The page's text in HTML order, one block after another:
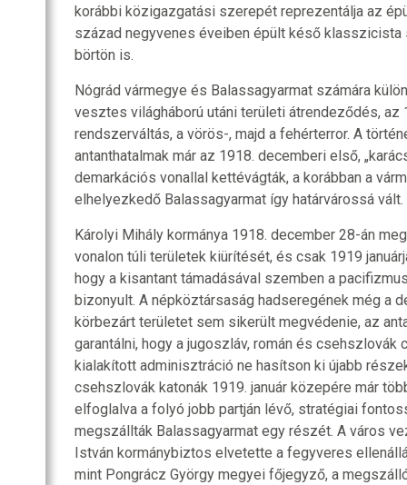
korábbi közigazgatási szerepét reprezentálja az
század negyvenes éveiben épült késő klasszicista
börtön is.
Nógrád vármegye és Balassagyarmat számára
vesztes világháború utáni területi átrendeződés,
rendszerváltás, a vörös-, majd a fehérterror. A
antanthatalmak már az 1918. decemberi első,
demarkációs vonallal kettévágták, a korábban a
elhelyezkedő Balassagyarmat így határvárossá vált.
Károlyi Mihály kormánya 1918. december 28-án
vonalon túli területek kiürítését, és csak 1919
hogy a kisantant támadásával szemben a
bizonyult. A népköztársaság hadseregének még a
körbezárt területet sem sikerült megvédenie, az
garantálni, hogy a jugoszláv, román és csehszlovák
kialakított adminisztráció ne hasítson ki újabb
csehszlovák katonák 1919. január közepére már
elfoglalva a folyó jobb partján lévő, stratégiai
megszállták Balassagyarmat egy részét. A város
István kormánybiztos elvetette a fegyveres
mint Pongrácz György megyei főjegyző, a